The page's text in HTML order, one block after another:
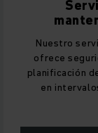
Nuestro
ofrece
planificación
en